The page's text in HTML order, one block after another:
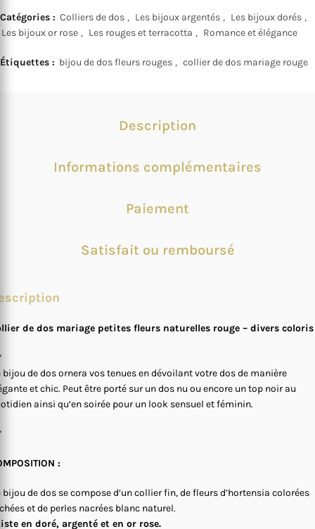
Catégories : Colliers de dos , Les bijoux argentés , Les bijoux dorés ,
Les bijoux or rose , Les rouges et terracotta , Romance et élégance
Étiquettes : bijou de dos fleurs rouges , collier de dos mariage rouge
Description
Informations complémentaires
Paiement
Satisfait ou remboursé
de dos mariage petites fleurs naturelles rouge – divers coloris
bijou de dos ornera vos tenues en dévoilant votre dos de manière
et chic. Peut être porté sur un dos nu ou encore un top noir au
ainsi qu’en soirée pour un look sensuel et féminin.
:
bijou de dos se compose d’un collier fin, de fleurs d’hortensia colorées
et de perles nacrées blanc naturel.
en doré, argenté et en or rose.